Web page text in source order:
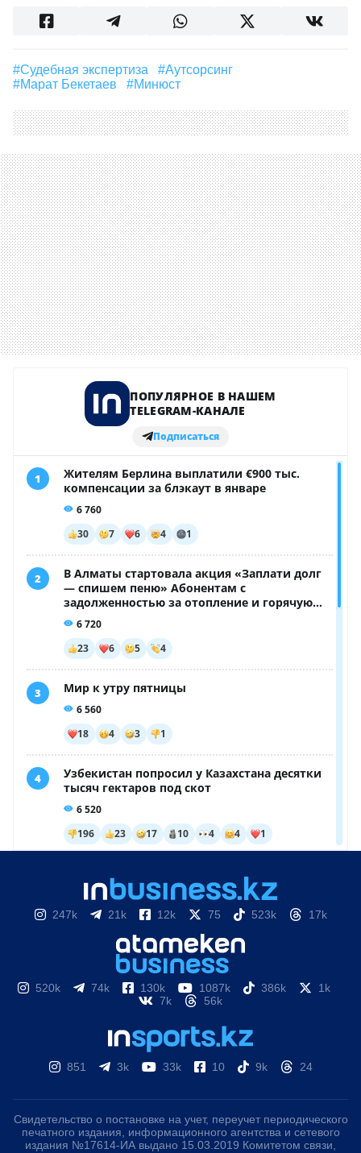
#Судебная экспертиза
#Аутсорсинг
#Марат Бекетаев
#минюст
247k 21k 12k 75 523k 17k
520k 74k 130k 1087k 386k
1k
7k
56k
851 3k 33k 10 9k 24
Свидетельство о постановке на учет, переучет периодического
печатного издания, информационного агентства и сетевого
издания №17614-ИА выдано 15.03.2019 Комитетом связи,